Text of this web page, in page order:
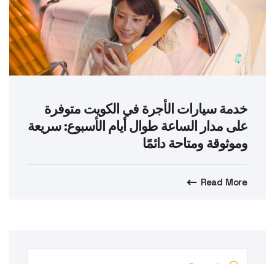
خدمة سيارات الأجرة في الكويت متوفرة
على مدار الساعة طوال أيام الأسبوع: سريعة
وموثوقة ومتاحة دائمًا
Read More